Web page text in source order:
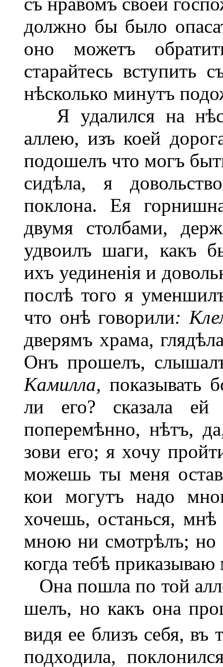
должно бы было
оно можетъ
старайтесь вступить
нѣсколько минутъ
Я удалился на
аллею, изъ коей
подошелъ что могъ
сидѣла, я
поклона. Ея
двумя столбами,
удвоилъ шаги, какъ
ихъ уединенія и
послѣ того я
что онѣ говорили:
дверямъ храма,
Онъ прошелъ,
Камилла, показывать
ли его? сказала ей
поперемѣнно, нѣтъ,
зови его; я хочу
можешь ты меня
кои могутъ надо
хочешь, останься,
мною ни смотрѣлъ; но
когда тебѣ приказываю
Она пошла по той
шелъ, но какъ она
видя ее близъ себя,
подходила,